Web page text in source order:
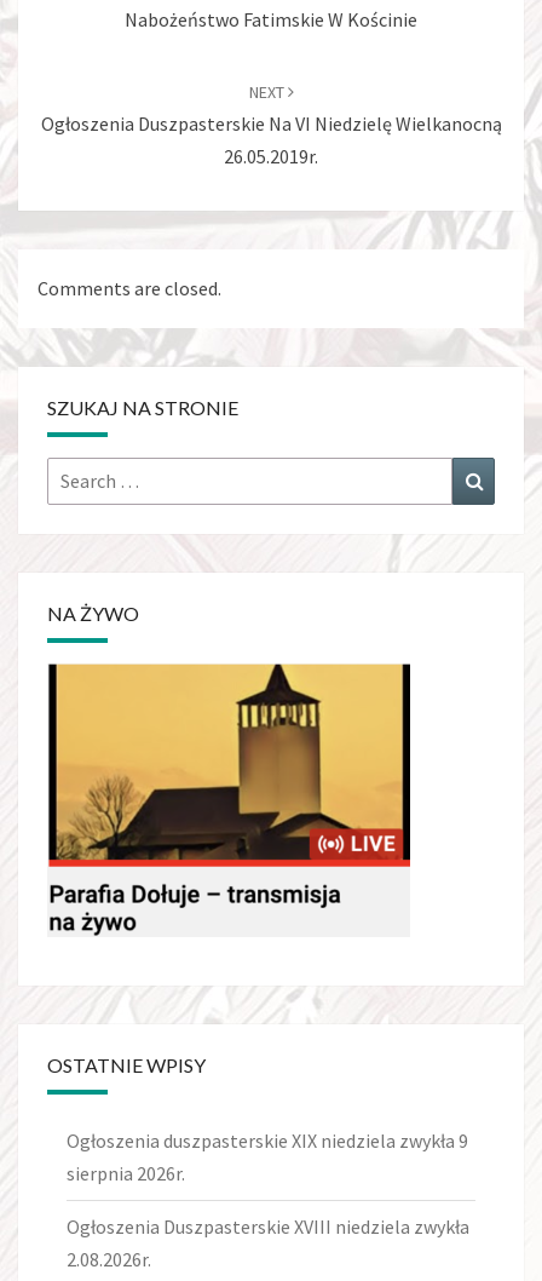
Nabożeństwo Fatimskie W Kościnie
NEXT
Ogłoszenia Duszpasterskie Na VI Niedzielę Wielkanocną
26.05.2019r.
Comments are closed.
SZUKAJ NA STRONIE
Search
for:
Search
NA ŻYWO
OSTATNIE WPISY
Ogłoszenia duszpasterskie XIX niedziela zwykła 9
sierpnia 2026r.
Ogłoszenia Duszpasterskie XVIII niedziela zwykła
2.08.2026r.